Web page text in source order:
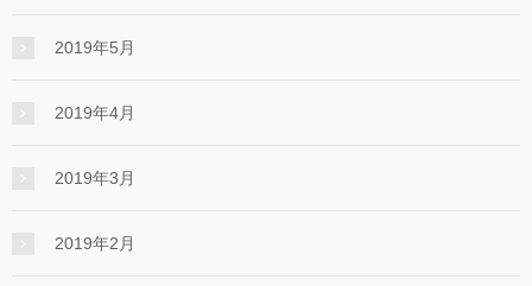
2019年5月
2019年4月
2019年3月
2019年2月